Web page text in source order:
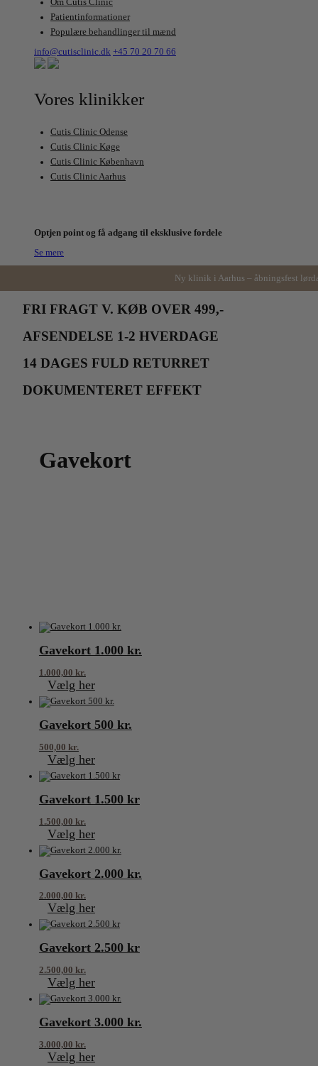
Om Cutis Clinic
Patientinformationer
Populære behandlinger til mænd
info@cutisclinic.dk +45 70 20 70 66
Vores klinikker
Cutis Clinic Odense
Cutis Clinic Køge
Cutis Clinic København
Cutis Clinic Aarhus
Optjen point og få adgang til eksklusive fordele
Se mere
Ny klinik i Aarhus – åbningsfest
FRI FRAGT V. KØB OVER 499,-
AFSENDELSE 1-2 HVERDAGE
14 DAGES FULD RETURRET
DOKUMENTERET EFFEKT
Gavekort
Gavekort 1.000 kr.
1.000,00 kr.
Vælg her
Gavekort 500 kr.
500,00 kr.
Vælg her
Gavekort 1.500 kr
1.500,00 kr.
Vælg her
Gavekort 2.000 kr.
2.000,00 kr.
Vælg her
Gavekort 2.500 kr
2.500,00 kr.
Vælg her
Gavekort 3.000 kr.
3.000,00 kr.
Vælg her